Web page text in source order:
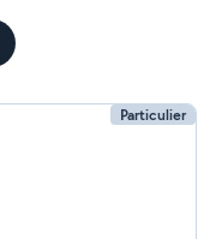
Particulier